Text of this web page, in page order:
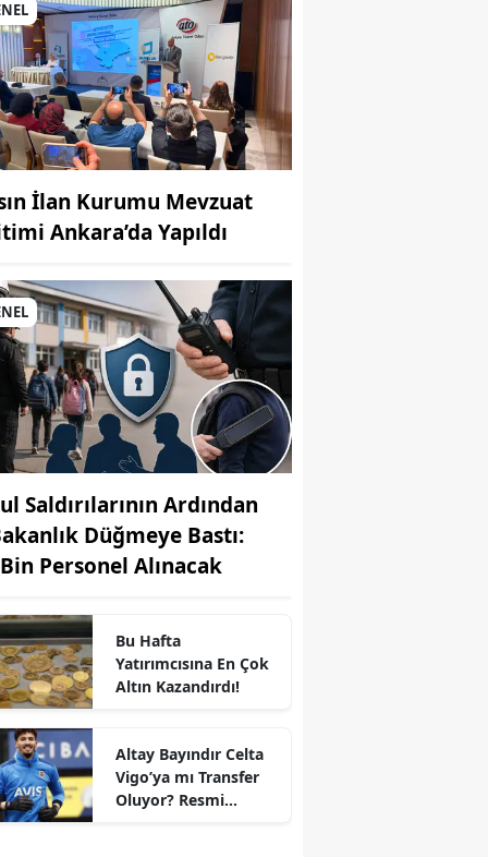
MUHABİR: Elife Karaarslan
İlan Kurumu Mevzuat
Ankara’da Yapıldı
Saldırılarının Ardından
Düğmeye Bastı:
Personel Alınacak
Bu Hafta
Yatırımcısına En Çok
Altın Kazandırdı!
Altay Bayındır Celta
Vigo’ya mı Transfer
Oluyor? Resmi